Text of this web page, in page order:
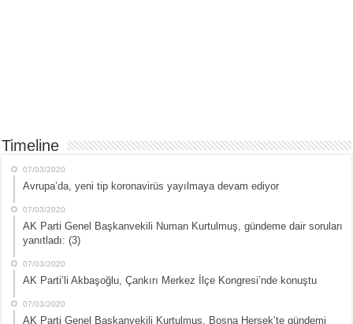
Timeline
07/03/2020
Avrupa’da, yeni tip koronavirüs yayılmaya devam ediyor
07/03/2020
AK Parti Genel Başkanvekili Numan Kurtulmuş, gündeme dair soruları
yanıtladı: (3)
07/03/2020
AK Parti’li Akbaşoğlu, Çankırı Merkez İlçe Kongresi’nde konuştu
07/03/2020
AK Parti Genel Başkanvekili Kurtulmuş, Bosna Hersek’te gündemi